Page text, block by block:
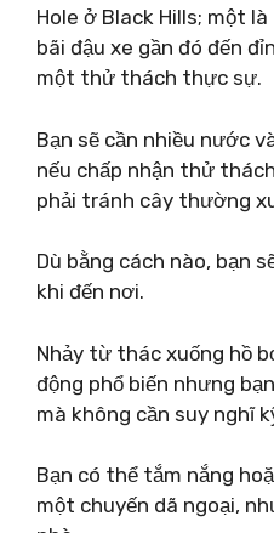
Hole ở Black Hills; một
bãi đậu xe gần đó đến
một thử thách thực sự.
Bạn sẽ cần nhiều nước
nếu chấp nhận thử
phải tránh cây thường
Dù bằng cách nào, bạn
khi đến nơi.
Nhảy từ thác xuống hồ
động phổ biến nhưng
mà không cần suy nghĩ
Bạn có thể tắm nắng
một chuyến dã ngoại,